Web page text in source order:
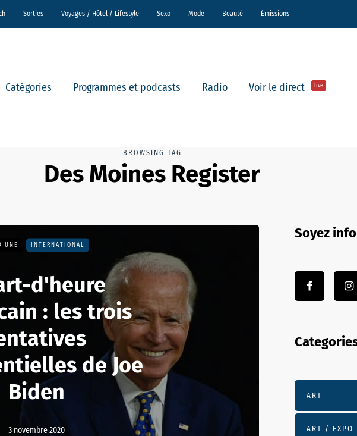
Sorties Voyages / Hôtel / Lifestyle Sexo Mode Beauté Émissions
Catégories Programmes et podcasts Radio Voir le direct live
BROWSING TAG
Des Moines Register
UNE INTERNATIONAL
d'heure
: les trois
de Joe
Biden
3 novembre 2020
Soyez
ART
ART / EXPO